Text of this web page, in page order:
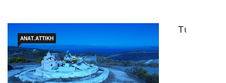
ΑΝΑΤ.ΑΤΤΙΚΉ
Τι